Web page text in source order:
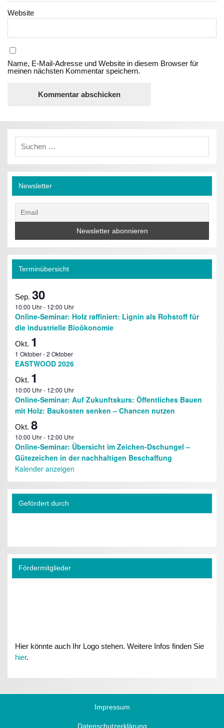
Website
Name, E-Mail-Adresse und Website in diesem Browser für
meinen nächsten Kommentar speichern.
Newsletter
Terminübersicht
Sep.30
10:00 Uhr- 12:00 Uhr
Online-Seminar: Holz raffiniert: Lignin als Rohstoff für
die industrielle Bioökonomie
Okt. 1
1 Oktober-2 Oktober
EASTWOOD 2026
Okt. 1
10:00 Uhr- 12:00 Uhr
Online-Seminar: Auf Zukunftskurs: Öffentliches Bauen
mit Holz: Baukosten senken – Chancen nutzen
Okt.8
10:00 Uhr- 12:00 Uhr
Online-Seminar: Übersicht im Zeichen-Dschungel –
Gütezeichen in der nachhaltigen Beschaffung
Kalender anzeigen
Gefördert durch
Fördermitglieder
Hier könnte auch Ihr Logo stehen. Weitere Infos finden Sie
hier.
Impressum
Datenschutzerklärung